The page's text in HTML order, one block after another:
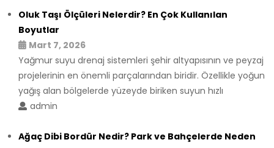
Oluk Taşı Ölçüleri Nelerdir? En Çok Kullanılan
Boyutlar
Mart 7, 2026
Yağmur suyu drenaj sistemleri şehir altyapısının ve peyzaj
projelerinin en önemli parçalarından biridir. Özellikle yoğun
yağış alan bölgelerde yüzeyde biriken suyun hızlı
admin
Ağaç Dibi Bordür Nedir? Park ve Bahçelerde Neden